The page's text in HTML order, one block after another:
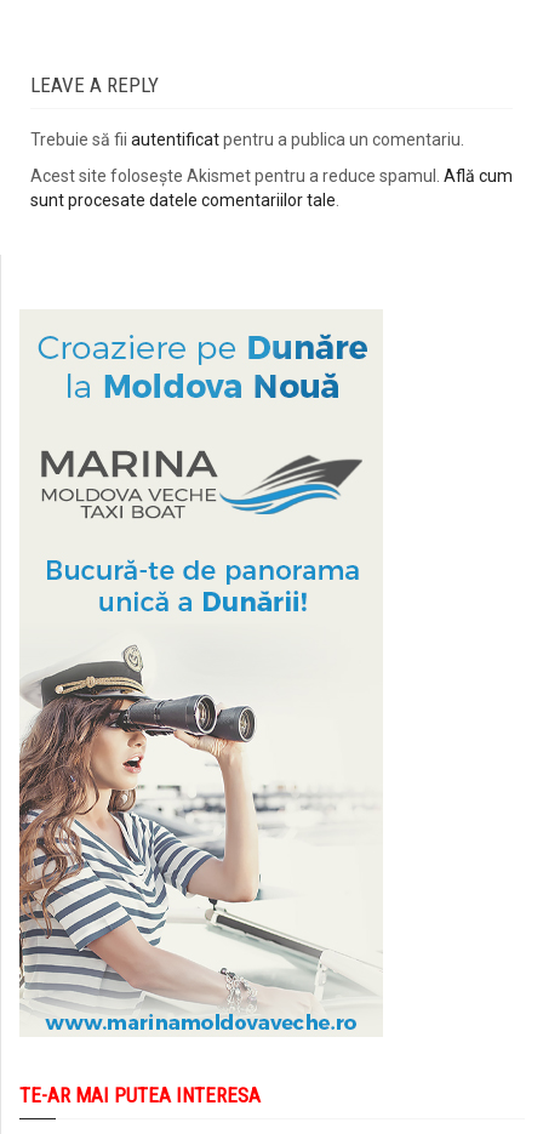
LEAVE A REPLY
Trebuie să fii autentificatpentru a publica un comentariu.
Acest site folosește Akismet pentru a reduce spamul. Află cum
sunt procesate datele comentariilor tale
TE-AR MAI PUTEA INTERESA